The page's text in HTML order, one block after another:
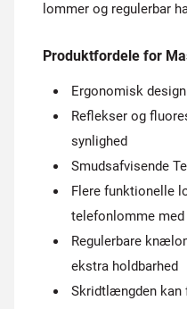
lommer og regulerbar
Produktfordele for
Ergonomisk
Reflekser og
synlighed
Smudsafvisende
Flere funktionelle
telefonlomme
Regulerbare
ekstra holdbarhed
Skridtlængden kan